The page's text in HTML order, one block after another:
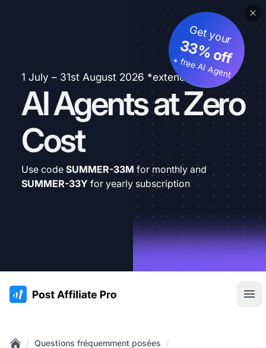
1 July – 31st August 2026 *extended
AI Agents at Zero
Cost
Get your
33% off
+ free AI Agent
Use code SUMMER-33M for monthly and
SUMMER-33Y for yearly subscription
:site.title
/ Questions fréquemment posées /